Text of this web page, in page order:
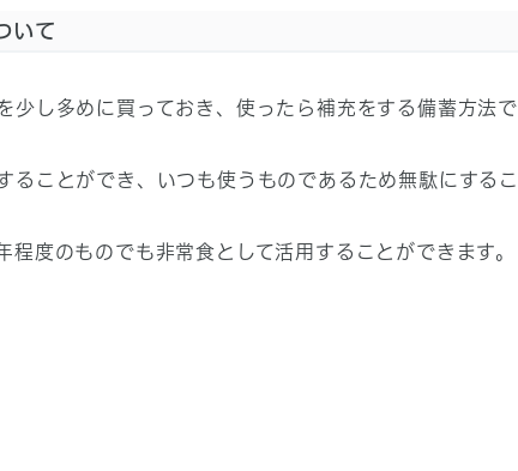
いて
少し多めに買っておき、使ったら補充をする備蓄方法で
ることができ、いつも使うものであるため無駄にするこ
程度のものでも非常食として活用することができます。